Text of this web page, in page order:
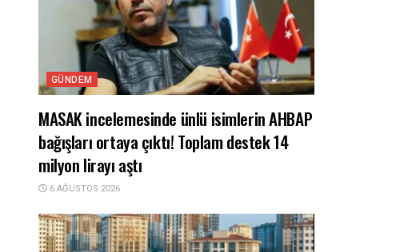
GÜNDEM
MASAK incelemesinde ünlü isimlerin AHBAP
bağışları ortaya çıktı! Toplam destek 14
milyon lirayı aştı
6 AĞUSTOS 2026